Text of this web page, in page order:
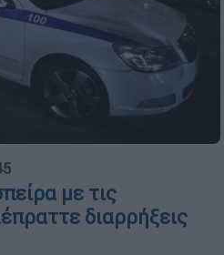
με τις
διαρρήξεις